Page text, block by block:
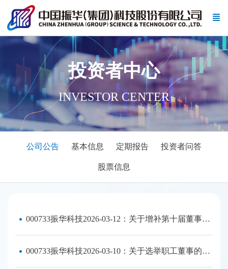
投资者中心
INVESTOR CENTER
公司公告 基本信息 定期报告 投资者问答
股票信息
000733振华科技2026-03-12：关于增补第十届董事会专门委员会委员的公告
000733振华科技2026-03-10：关于选举职工董事的公告